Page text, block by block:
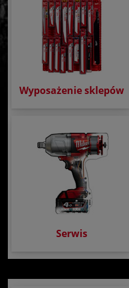
Wyposażenie sklepów
Serwis